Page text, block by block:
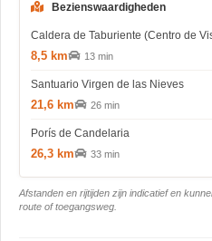
Bezienswaardigheden
Caldera de Taburiente (Centro de
8,5 km 13 min
Santuario Virgen de las Nieves
21,6 km 26 min
Porís de Candelaria
26,3 km 33 min
Afstanden en rijtijden zijn indicatief en
route of toegangsweg.